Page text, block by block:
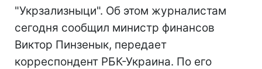
"Укрзализныци". Об этом журналистам
сегодня сообщил министр финансов
Виктор Пинзенык, передает
корреспондент РБК-Украина. По его